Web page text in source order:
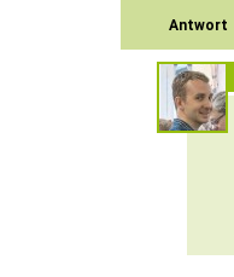
Antwort